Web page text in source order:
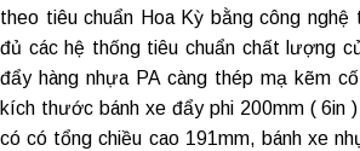
theo tiêu chuẩn Hoa Kỳ bằng công
đủ các hệ thống tiêu chuẩn chất lượng
đẩy hàng nhựa PA càng thép mạ kẽm
kích thước bánh xe đẩy phi 200mm ( 6in
có có tổng chiều cao 191mm, bánh xe